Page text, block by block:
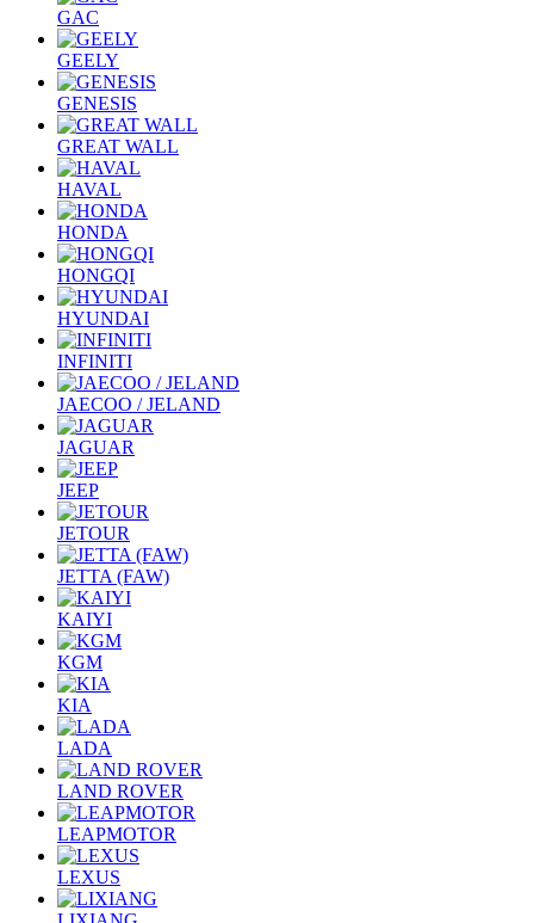
GAC
GEELY
GENESIS
GREAT WALL
HAVAL
HONDA
HONGQI
HYUNDAI
INFINITI
JAECOO / JELAND
JAGUAR
JEEP
JETOUR
JETTA (FAW)
KAIYI
KGM
KIA
LADA
LAND ROVER
LEAPMOTOR
LEXUS